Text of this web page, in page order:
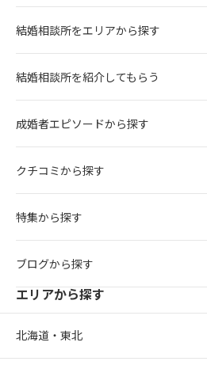
結婚相談所をエリアから探す
結婚相談所を紹介してもらう
成婚者エピソードから探す
クチコミから探す
特集から探す
ブログから探す
エリアから探す
北海道・東北